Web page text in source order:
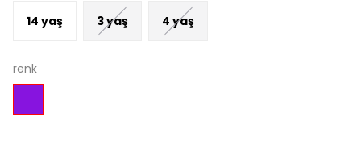
14 yaş 3 yaş 4 yaş
renk